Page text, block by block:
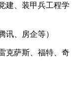
建、装甲兵工程学
讯、房企等）
克萨斯、福特、奇